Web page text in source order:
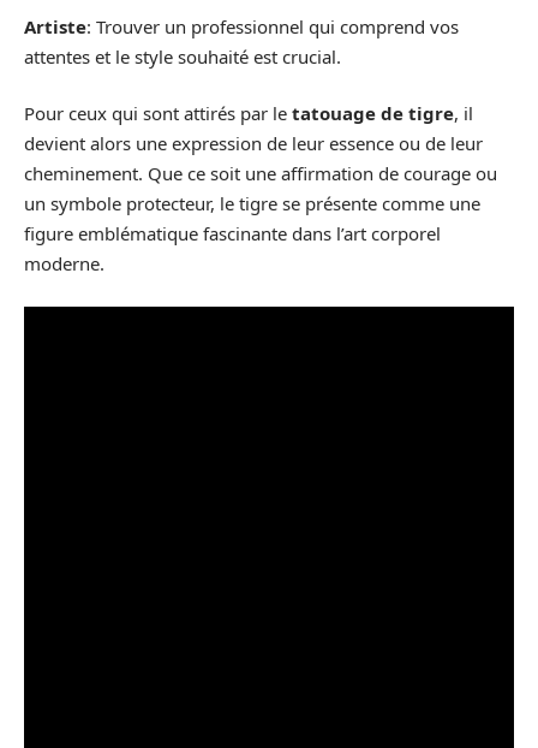
Artiste: Trouver un professionnel qui comprend vos
attentes et le style souhaité est crucial.
Pour ceux qui sont attirés par le tatouage de tigre, il
devient alors une expression de leur essence ou de leur
cheminement. Que ce soit une affirmation de courage ou
un symbole protecteur, le tigre se présente comme une
figure emblématique fascinante dans l’art corporel
moderne.